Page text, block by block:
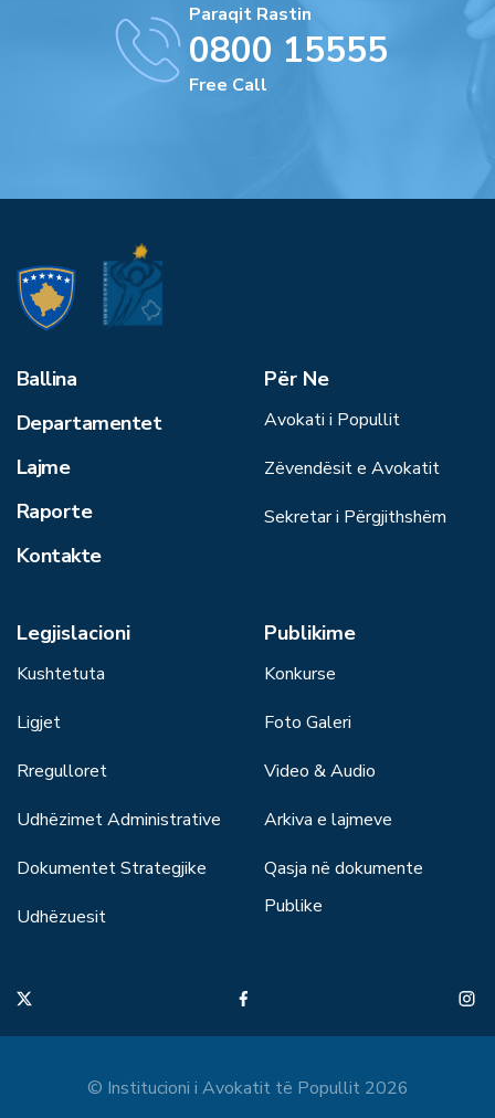
Paraqit Rastin
0800 15555
Free Call
Ballina
Departamentet
Lajme
Raporte
Kontakte
Për Ne
Avokati i Popullit
Zëvendësit e Avokatit
Sekretar i Përgjithshëm
Legjislacioni
Kushtetuta
Ligjet
Rregulloret
Udhëzimet Administrative
Dokumentet Strategjike
Udhëzuesit
Publikime
Konkurse
Foto Galeri
Video & Audio
Arkiva e lajmeve
Qasja në dokumente
Publike
© Institucioni i Avokatit të Popullit 2026